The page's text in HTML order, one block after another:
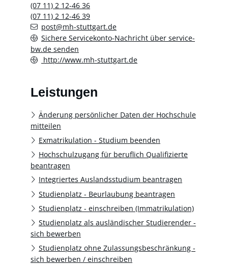
(07 11) 2 12-46 36
(07 11) 2 12-46 39
post@mh-stuttgart.de
Sichere Servicekonto-Nachricht über service-
bw.de senden
http://www.mh-stuttgart.de
Leistungen
Änderung persönlicher Daten der Hochschule
mitteilen
Exmatrikulation - Studium beenden
Hochschulzugang für beruflich Qualifizierte
beantragen
Integriertes Auslandsstudium beantragen
Studienplatz - Beurlaubung beantragen
Studienplatz - einschreiben (Immatrikulation)
Studienplatz als ausländischer Studierender -
sich bewerben
Studienplatz ohne Zulassungsbeschränkung -
sich bewerben / einschreiben